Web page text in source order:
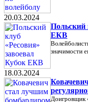
20.03.2024
Польский
ЕКВ
значимости
18.03.2024
Доигровщик